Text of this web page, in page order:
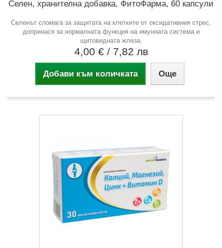
Селен, хранителна добавка, ФитоФарма, 60 капсули
Селенът спомага за защитата на клетките от оксидативния стрес,
допринася за нормалната функция на имунната система и
щитовидната жлеза.
4,00 € / 7,82 лв
Добави към количката Още